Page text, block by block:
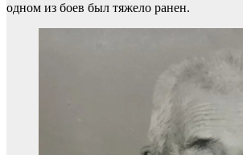
одном из боев был тяжело ранен.